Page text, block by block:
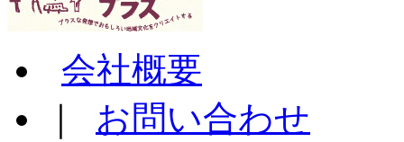
会社概要
お問い合わせ